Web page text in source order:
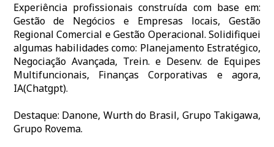
Experiência profissionais construída com base em:
Gestão de Negócios e Empresas locais, Gestão
Regional Comercial e Gestão Operacional. Solidifiquei
algumas habilidades como: Planejamento Estratégico,
Negociação Avançada, Trein. e Desenv. de Equipes
Multifuncionais, Finanças Corporativas e agora,
IA(Chatgpt).
Destaque: Danone, Wurth do Brasil, Grupo Takigawa,
Grupo Rovema.